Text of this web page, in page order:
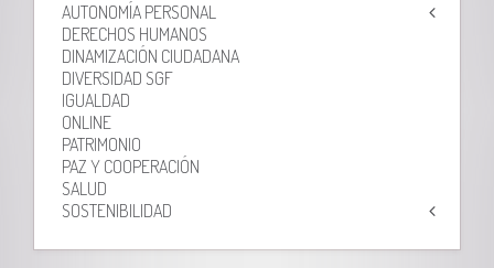
AUTONOMÍA PERSONAL
DERECHOS HUMANOS
DINAMIZACIÓN CIUDADANA
DIVERSIDAD SGF
IGUALDAD
ONLINE
PATRIMONIO
PAZ Y COOPERACIÓN
SALUD
SOSTENIBILIDAD